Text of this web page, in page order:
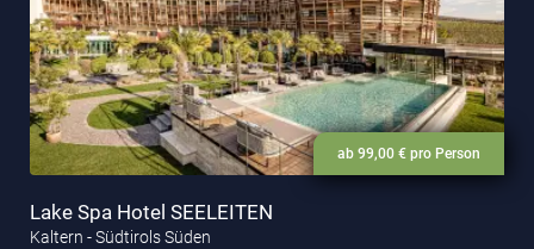
ab 99,00 € pro Person
Lake Spa Hotel SEELEITEN
Kaltern - Südtirols Süden